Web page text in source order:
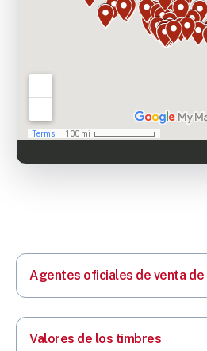
Agentes oficiales de venta de
Valores de los timbres